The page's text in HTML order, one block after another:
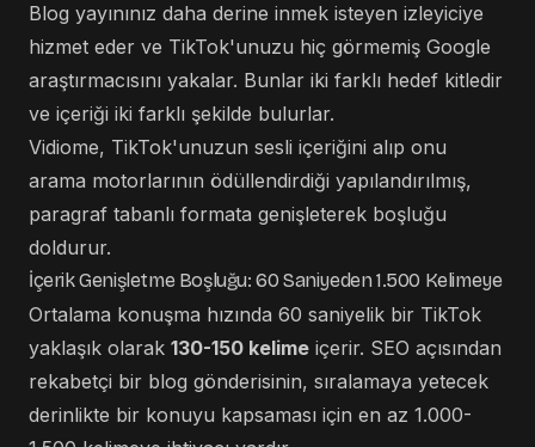
Blog yayınınız daha derine inmek isteyen izleyiciye
hizmet eder ve TikTok'unuzu hiç görmemiş Google
araştırmacısını yakalar. Bunlar iki farklı hedef kitledir
ve içeriği iki farklı şekilde bulurlar.
Vidiome, TikTok'unuzun sesli içeriğini alıp onu
arama motorlarının ödüllendirdiği yapılandırılmış,
paragraf tabanlı formata genişleterek boşluğu
doldurur.
İçerik Genişletme Boşluğu: 60 Saniyeden 1.500 Kelimeye
Ortalama konuşma hızında 60 saniyelik bir TikTok
yaklaşık olarak 130-150 kelime içerir. SEO açısından
rekabetçi bir blog gönderisinin, sıralamaya yetecek
derinlikte bir konuyu kapsaması için en az 1.000-